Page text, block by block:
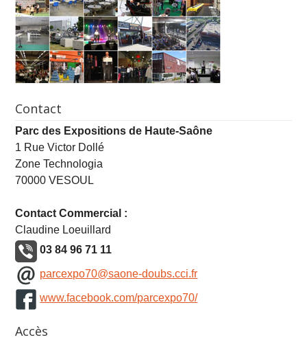
Contact
Parc des Expositions de Haute-Saône
1 Rue Victor Dollé
Zone Technologia
70000 VESOUL
Contact Commercial :
Claudine Loeuillard
03 84 96 71 11
parcexpo70@saone-doubs.cci.fr
www.facebook.com/parcexpo70/
Accès